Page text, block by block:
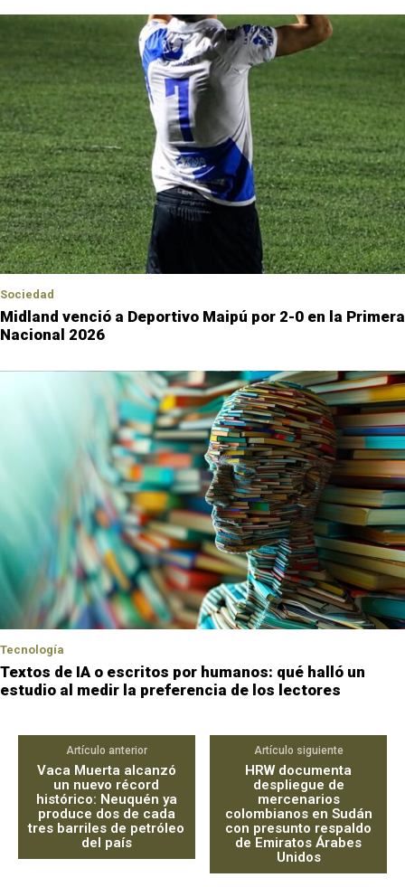
Sociedad
Midland venció a Deportivo Maipú por 2-0 en la Primera
Nacional 2026
Tecnología
Textos de IA o escritos por humanos: qué halló un
estudio al medir la preferencia de los lectores
Artículo anterior
Vaca Muerta alcanzó
un nuevo récord
histórico: Neuquén ya
produce dos de cada
tres barriles de petróleo
del país
Artículo siguiente
HRW documenta
despliegue de
mercenarios
colombianos en Sudán
con presunto respaldo
de Emiratos Árabes
Unidos